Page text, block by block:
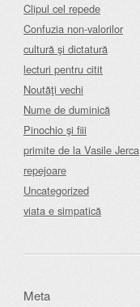
Clipul cel repede
Confuzia non-valorilor
cultură şi dictatură
lecturi pentru citit
Noutăţi vechi
Nume de duminică
Pinochio şi fiii
primite de la Vasile Jerca
repejoare
Uncategorized
viata e simpatică
Meta